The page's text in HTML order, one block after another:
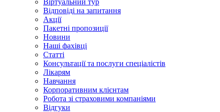
Відповіді на запитання
Акції
Пакетні пропозиції
Новини
Наші фахівці
Статті
Консультації та послуги спеціалістів
Лікарям
Навчання
Корпоративним клієнтам
Робота зі страховими компаніями
Відгуки